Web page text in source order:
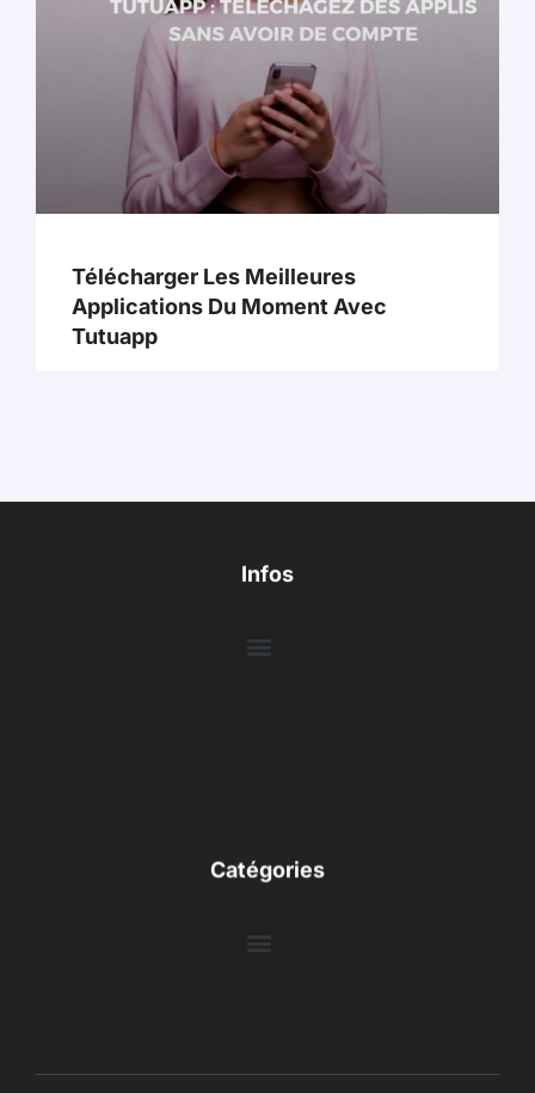
Télécharger Les Meilleures
Applications Du Moment Avec
Tutuapp
Infos
Catégories